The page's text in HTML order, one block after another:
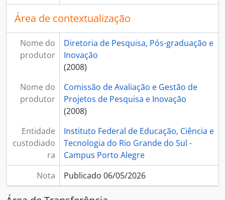
Área de contextualização
Nome do
produtor
Diretoria de Pesquisa, Pós-graduação e
Inovação
(2008)
Nome do
produtor
Comissão de Avaliação e Gestão de
Projetos de Pesquisa e Inovação
(2008)
Entidade
custodiado
ra
Instituto Federal de Educação, Ciência e
Tecnologia do Rio Grande do Sul -
Campus Porto Alegre
Nota
Publicado 06/05/2026